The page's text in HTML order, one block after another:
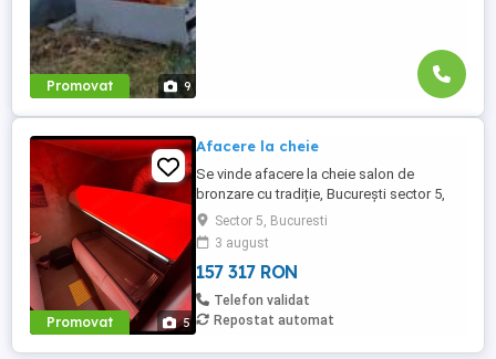
Promovat 9
Promovat 5
Afacere la cheie
Se vinde afacere la cheie salon de
bronzare cu tradiție, București sector 5,
Calea Rahovei nr. 338 - Choco Studio- Day
& Nlls- situat vizavi de Liceul Dimitrie
Bolintineanu, la parterul blocului,
poziționat stradal. Preț nou: 30.000 (ușor
negociabil) - preluare chirie avantajoasă
Afacere profitabilă ...
Sector 5, Bucuresti
3 august
157 317 RON
Telefon validat
Repostat automat